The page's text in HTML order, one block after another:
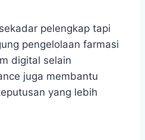
pelengkap tapi
pengelolaan farmasi
digital selain
juga membantu
yang lebih